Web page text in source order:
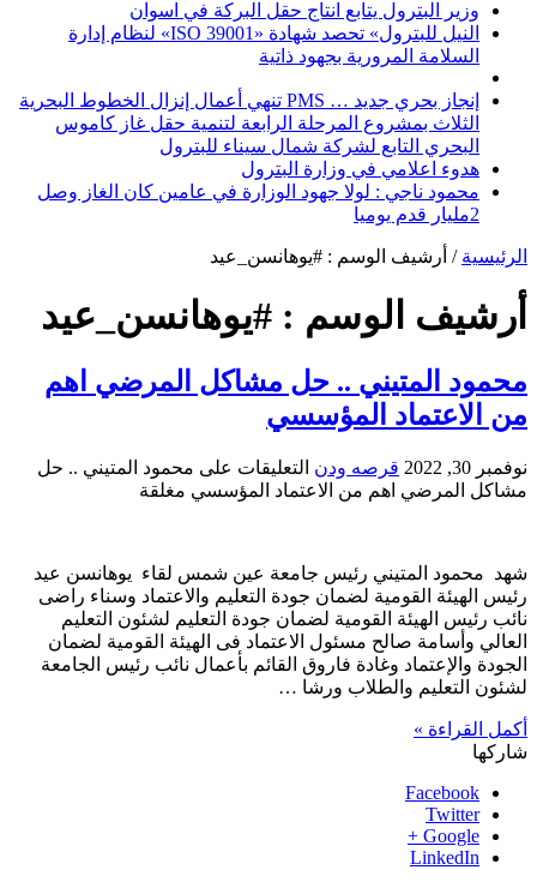
وزير البترول يتابع انتاج حقل البركة في اسوان
النيل للبترول» تحصد شهادة «ISO 39001» لنظام إدارة
السلامة المرورية بجهود ذاتية
إنجاز بحري جديد … PMS تنهي أعمال إنزال الخطوط البحرية
الثلاث بمشروع المرحلة الرابعة لتنمية حقل غاز كاموس
البحري التابع لشركة شمال سيناء للبترول
هدوء اعلامي في وزارة البترول
محمود ناجي : لولا جهود الوزارة في عامين كان الغاز وصل
2مليار قدم يوميا
الرئيسية / أرشيف الوسم : #يوهانسن_عيد
أرشيف الوسم : #يوهانسن_عيد
محمود المتيني .. حل مشاكل المرضي اهم
من الاعتماد المؤسسي
نوفمبر 30, 2022 قرصه ودن التعليقات على محمود المتيني .. حل
مشاكل المرضي اهم من الاعتماد المؤسسي مغلقة
شهد محمود المتيني رئيس جامعة عين شمس لقاء يوهانسن عيد
رئيس الهيئة القومية لضمان جودة التعليم والاعتماد وسناء راضى
نائب رئيس الهيئة القومية لضمان جودة التعليم لشئون التعليم
العالي وأسامة صالح مسئول الاعتماد فى الهيئة القومية لضمان
الجودة والإعتماد وغادة فاروق القائم بأعمال نائب رئيس الجامعة
لشئون التعليم والطلاب ورشا …
أكمل القراءة »
شاركها
Facebook
Twitter
Google +
LinkedIn